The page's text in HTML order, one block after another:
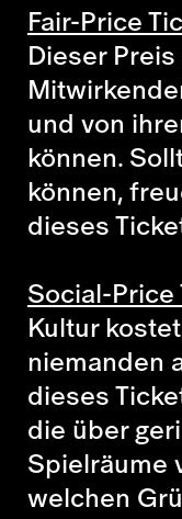
Fair-Price
Dieser
und von
können.
können,
dieses
Social-Price
Kultur
niemanden
dieses
die über
Spielräume
welchen